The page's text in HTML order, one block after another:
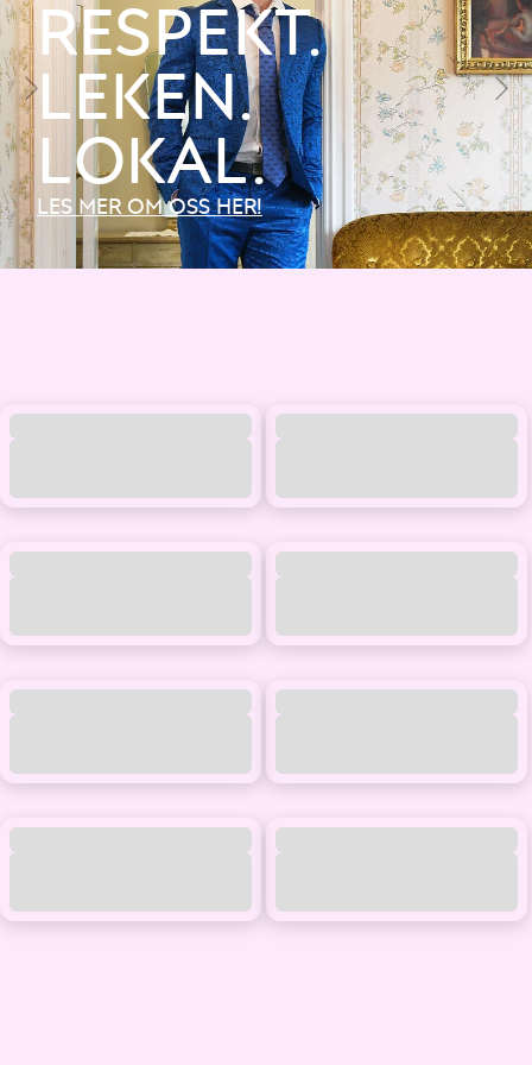
RESPEKT.
LEKEN.
LOKAL.
LES MER OM OSS HER!
Moods of Norway® er et norsk mote- og livsstilsmerke med sterk lokal
forankring. Naturen, kulturarven og folkene i Stryn er inspirasjonen bak
vår særnorske signatur.
Med en funksjonell og leken tilnærming til design, utvikler vi nye
kolleksjoner med fokus på kvalitet, materialer og passform. Lin,
bomull og ull går igjen i plaggene våre. Klærne skal sitte godt, se bra
ut, og ha detaljer som gir det lille ekstra.
Det lekne, det uventede og det som ikke er helt A4 sitter dypt i oss.
Her finner du klær for både hverdag og fest, som du skal føle deg
velkledd og komfortabel i, uansett anledning.
i moterekken og med stor internasjonal suksess.
Nå er det et annet sterkt lag av folk som kjenner historien godt og vil ta
Alt er tatt godt vare på – energien, viljen til å skape og å være seg selv
of Norway, og vi har bygget opp en helt ny nettbutikk, designet nye
kolleksjoner og etablert et sterkt lag av eksterne butikker over hele